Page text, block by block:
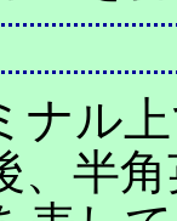
ナル
、半